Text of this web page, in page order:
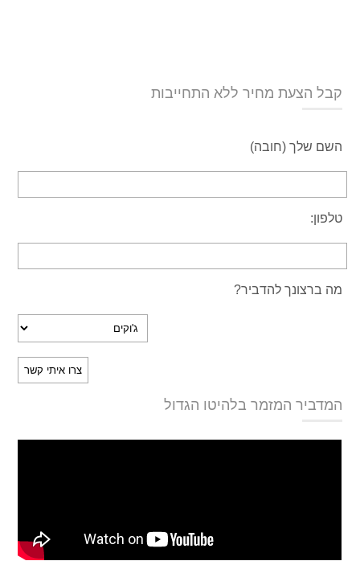
קבל הצעת מחיר ללא התחייבות
השם שלך (חובה)
טלפון:
מה ברצונך להדביר?
המדביר המזמר בלהיטו הגדול